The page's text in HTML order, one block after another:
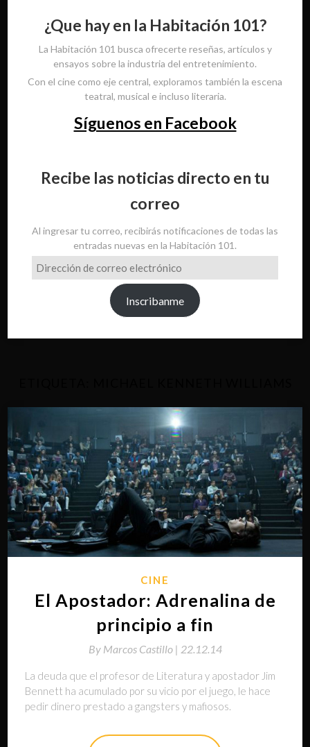
¿Que hay en la Habitación 101?
La Habitación 101 busca ofrecerte reseñas, artículos y
ensayos sobre la industria del entretenimiento.
Con el cine como eje central, exploramos también la escena
teatral, musical e incluso literaria.
Síguenos en Facebook
Recibe las noticias directo en tu
correo
Al ingresar tu correo, recibirás notificaciones de todas las
entradas nuevas en la Habitación 101.
Dirección
de
Inscribanme
CINE
El Apostador: Adrenalina de
principio a fin
By Marcos Castillo | 22.12.14
La deuda que el profesor de Literatura y apostador Jim
Bennett ha acumulado por su vicio por el juego, le hace
pedir dinero prestado a gangsters y mafiosos.